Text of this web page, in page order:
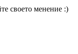
своето менение :)